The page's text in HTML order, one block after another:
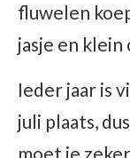
fluwelen
jasje en
Ieder jaar is
juli plaats,
moet je